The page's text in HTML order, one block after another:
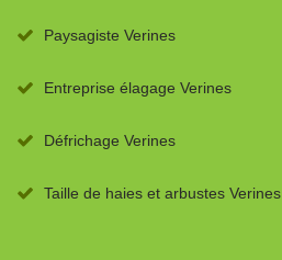
Paysagiste Verines
Entreprise élagage Verines
Défrichage Verines
Taille de haies et arbustes Verines